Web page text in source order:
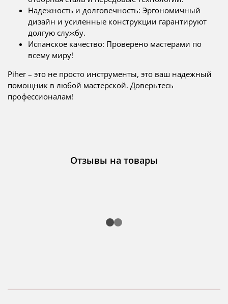
Надежность и долговечность: Эргономичный
дизайн и усиленные конструкции гарантируют
долгую службу.
Испанское качество: Проверено мастерами по
всему миру!
Piher – это не просто инструменты, это ваш надежный
помощник в любой мастерской. Доверьтесь
профессионалам!
Отзывы на товары